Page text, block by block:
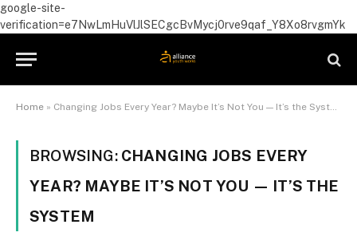
google-site-
verification=e7NwLmHuVlJlSECgcBvMycj0rve9qaf_Y8Xo8rvgmYk
Home » Changing Jobs Every Year? Maybe It’s Not You — It’s the System
BROWSING: CHANGING JOBS EVERY
YEAR? MAYBE IT’S NOT YOU — IT’S THE
SYSTEM